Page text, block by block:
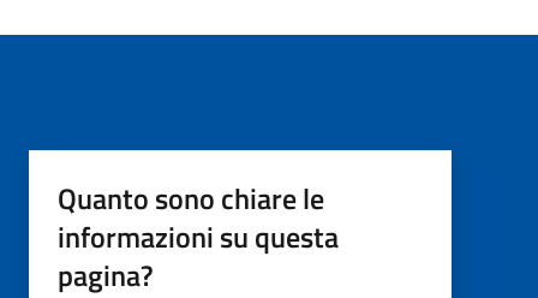
Quanto sono chiare le
informazioni su questa
pagina?